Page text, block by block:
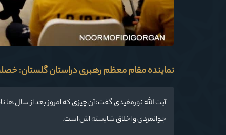
نماینده مقام معظم رهبری دراستان گلستان:
آیت الله نورمفیدی گفت: آن چیزی که امروز بعد از سال
جوانمردی و اخلاق شایسته اش است.